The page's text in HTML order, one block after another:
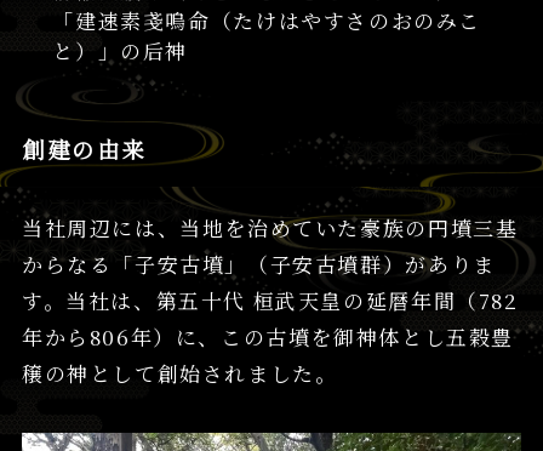
「建速素戔嗚命（たけはやすさのおのみこ
と）」の后神
創建の由来
当社周辺には、当地を治めていた豪族の円墳三基
からなる「子安古墳」（子安古墳群）がありま
す。当社は、第五十代 桓武天皇の延暦年間（782
年から806年）に、この古墳を御神体とし五穀豊
穣の神として創始されました。